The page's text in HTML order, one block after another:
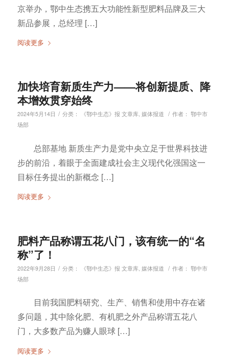
京举办，鄂中生态携五大功能性新型肥料品牌及三大
新品参展，总经理 […]
阅读更多
加快培育新质生产力——将创新提质、降
本增效贯穿始终
2024年5月14日 / 分类： 《鄂中生态》报 文章库, 媒体报道 / 作者： 鄂中市
场部
总部基地 新质生产力是党中央立足于世界科技进
步的前沿，着眼于全面建成社会主义现代化强国这一
目标任务提出的新概念 […]
阅读更多
肥料产品称谓五花八门，该有统一的“名
称”了！
2022年9月28日 / 分类： 《鄂中生态》报 文章库, 媒体报道 / 作者： 鄂中市
场部
目前我国肥料研究、生产、销售和使用中存在诸
多问题，其中除化肥、有机肥之外产品称谓五花八
门，大多数产品为赚人眼球 […]
阅读更多